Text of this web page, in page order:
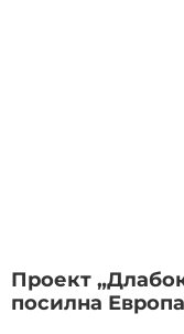
Проект
посилна Европа